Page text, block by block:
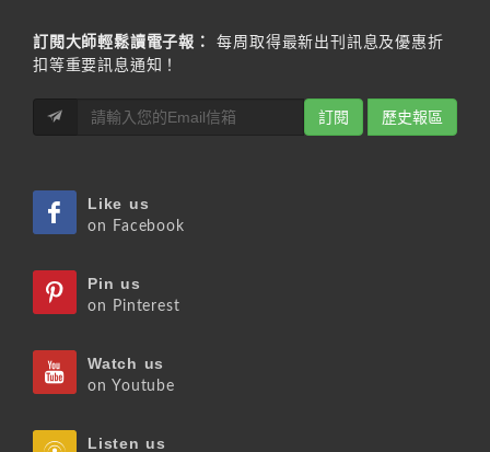
訂閱大師輕鬆讀電子報：
每周取得最新出刊訊息及優惠折
扣等重要訊息通知！
訂閱 歷史報區
Like us
on Facebook
Pin us
on Pinterest
Watch us
on Youtube
Listen us